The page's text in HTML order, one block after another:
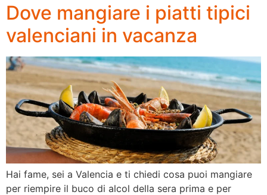
Dove mangiare i piatti tipici
valenciani in vacanza
Hai fame, sei a Valencia e ti chiedi cosa puoi mangiare
per riempire il buco di alcol della sera prima e per